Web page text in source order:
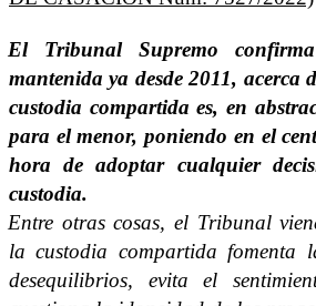
El Tribunal Supremo
mantenida ya desde 2011, acerca
custodia compartida es, en
para el menor, poniendo en el
hora de adoptar cualquier
custodia.
Entre otras cosas, el Tribunal
la custodia compartida fomenta
desequilibrios, evita el